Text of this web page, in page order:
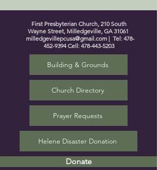
First Presbyterian Church, 210 South
Wayne Street, Milledgeville, GA 31061
milledgevillepcusa@gmail.com | Tel: 478-
452-9394Cell: 478-443-5203
Building & Grounds
Church Directory
Prayer Requests
Helene Disaster Donation
Donate